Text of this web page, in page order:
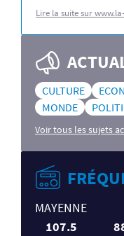
Lire la suite sur
CULTURE
MONDE
Voir tous les sujets
MAYENNE
107.5